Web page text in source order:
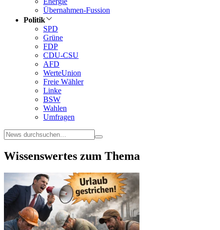
Übernahmen-Fussion
Politik
SPD
Grüne
FDP
CDU-CSU
AFD
WerteUnion
Freie Wähler
Linke
BSW
Wahlen
Umfragen
Wissenswertes zum Thema